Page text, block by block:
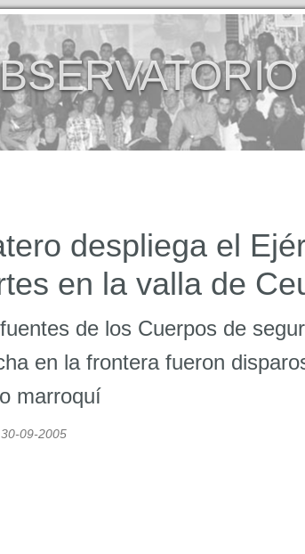
despliega el
en la valla de
de los Cuerpos de
en la frontera fueron
marroquí
30-09-2005